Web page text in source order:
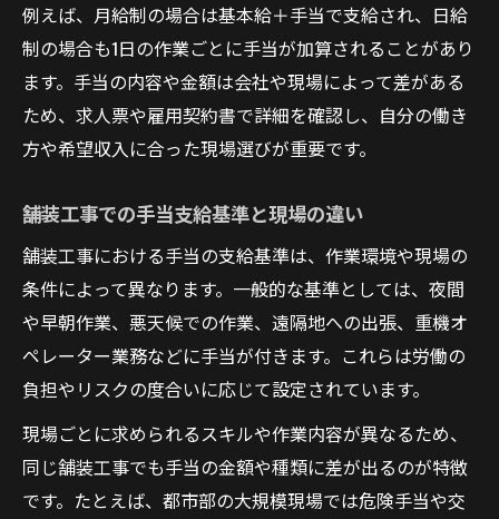
舗装工事手当は経験年数でどこまで変わ
る？
舗装工事の資格手当・経験手当の現場実例
舗装工事の手当で重視されるスキルと実績
実例から見る舗装工事手当と収入の伸ばし方
舗装工事手当の実例でわかる収入アップ法
舗装工事現場での手当内訳と収入比較事例
舗装工事の手当で年収アップを実現する秘
訣
舗装工事手当の支給実態と現場の声を紹介
舗装工事で手当増を叶えた成功ストーリー
例えば、月給制の場合は基本給＋手当で支給され、日給
制の場合も1日の作業ごとに手当が加算されることがあり
ます。手当の内容や金額は会社や現場によって差がある
ため、求人票や雇用契約書で詳細を確認し、自分の働き
方や希望収入に合った現場選びが重要です。
舗装工事での手当支給基準と現場の違い
舗装工事における手当の支給基準は、作業環境や現場の
条件によって異なります。一般的な基準としては、夜間
や早朝作業、悪天候での作業、遠隔地への出張、重機オ
ペレーター業務などに手当が付きます。これらは労働の
負担やリスクの度合いに応じて設定されています。
現場ごとに求められるスキルや作業内容が異なるため、
同じ舗装工事でも手当の金額や種類に差が出るのが特徴
です。たとえば、都市部の大規模現場では危険手当や交